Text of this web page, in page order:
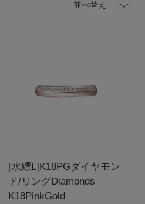
並べ替え
[水縹L]K18PGダイヤモン
ド/リングDiamonds
K18PinkGold